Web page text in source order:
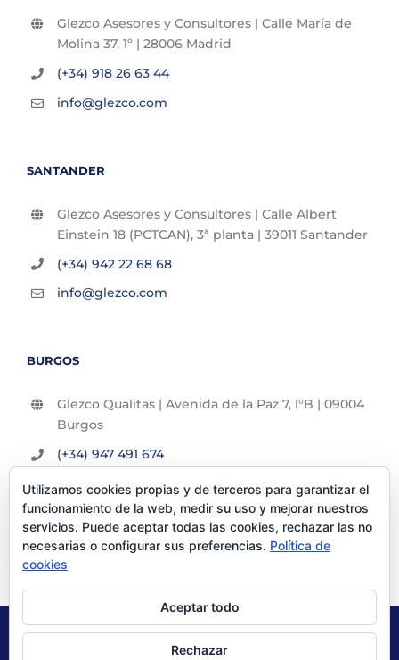
Glezco Asesores y Consultores | Calle María de
Molina 37, 1º | 28006 Madrid
(+34) 918 26 63 44
info@glezco.com
SANTANDER
Glezco Asesores y Consultores | Calle Albert
Einstein 18 (PCTCAN), 3ª planta | 39011 Santander
(+34) 942 22 68 68
info@glezco.com
BURGOS
Glezco Qualitas | Avenida de la Paz 7, l°B | 09004
Burgos
(+34) 947 491 674
info@glezco.com
© Glezco Asesores y Consultores 2019 | Todos los derechos
Utilizamos cookies propias y de terceros para garantizar el
funcionamiento de la web, medir su uso y mejorar nuestros
servicios. Puede aceptar todas las cookies, rechazar las no
necesarias o configurar sus preferencias. Política de
cookies
Aceptar todo
Rechazar